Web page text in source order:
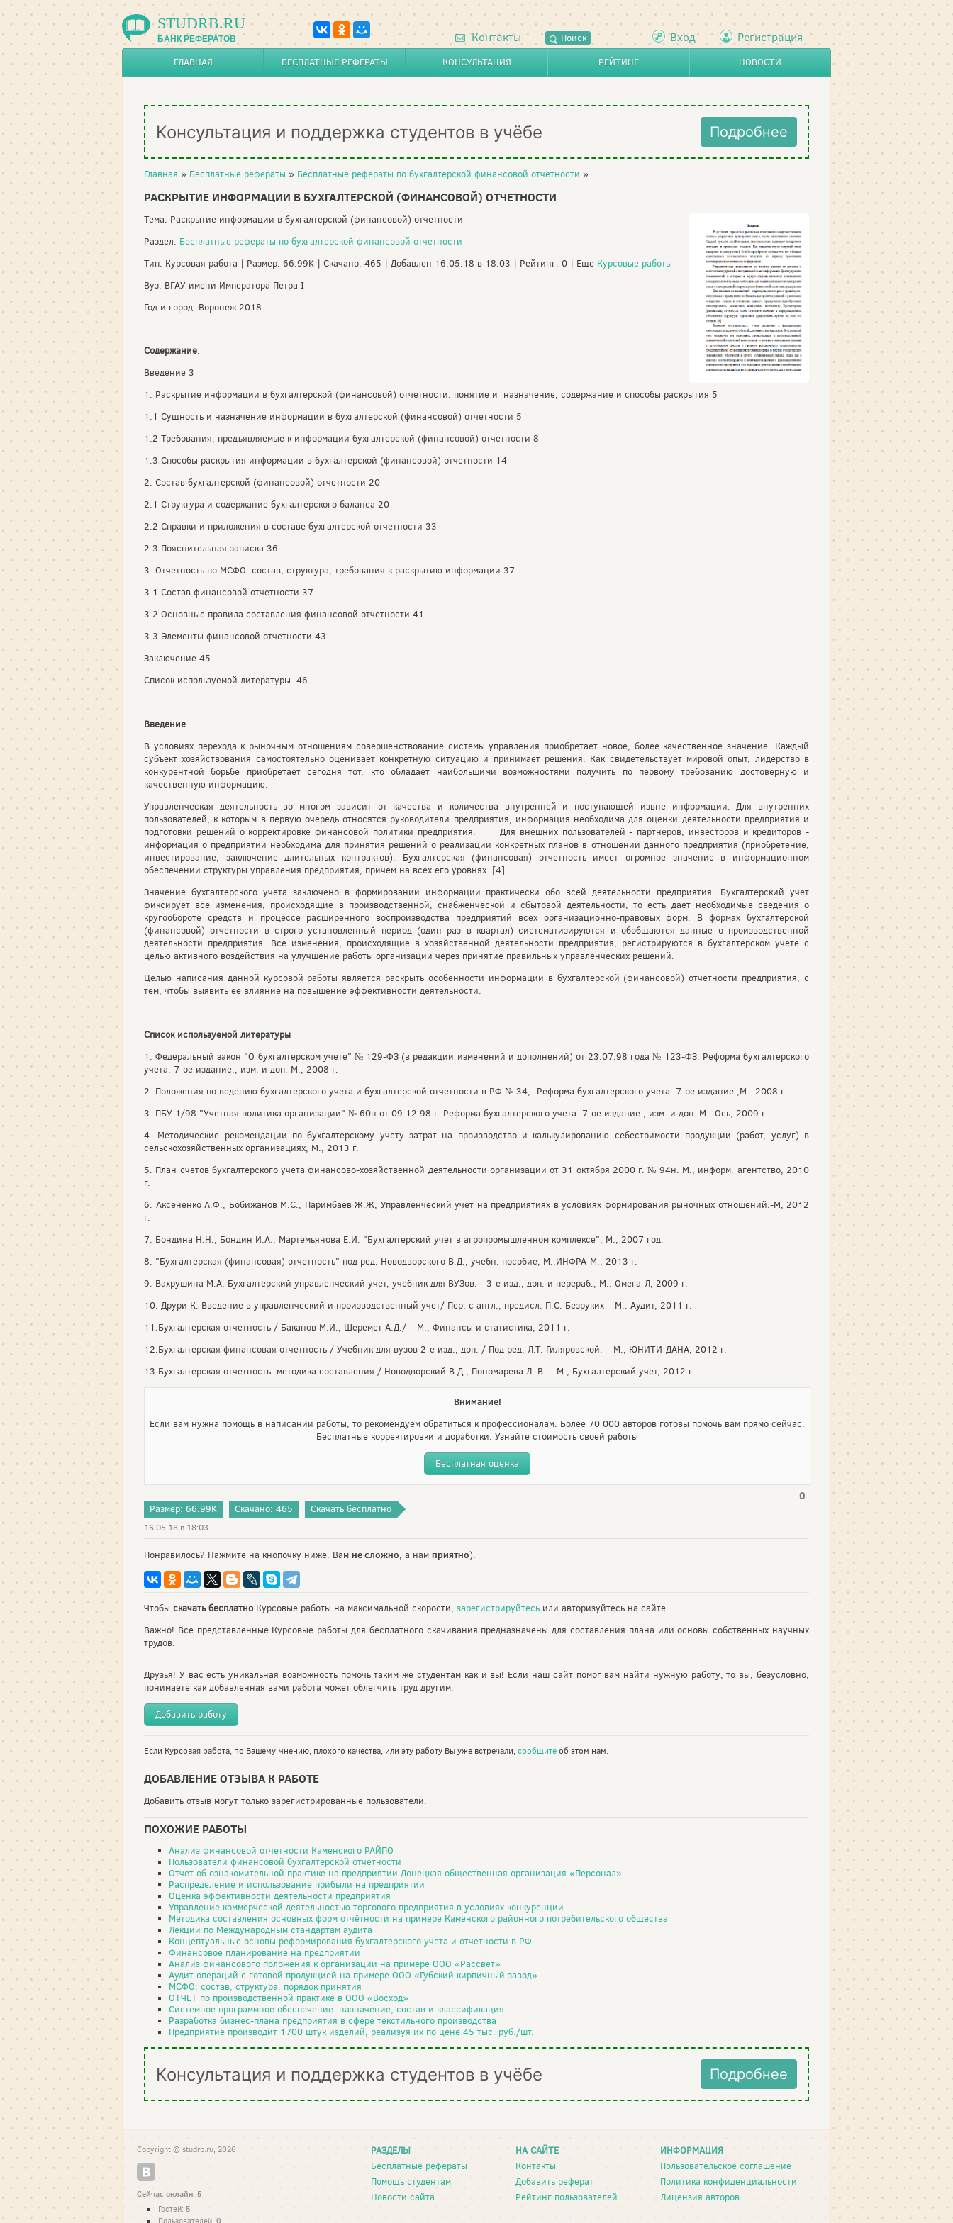
STUDRB.RU
БАНК РЕФЕРАТОВ Контакты Поиск Вход Регистрация
ГЛАВНАЯ БЕСПЛАТНЫЕ РЕФЕРАТЫ КОНСУЛЬТАЦИЯ РЕЙТИНГ НОВОСТИ
Консультация и поддержка студентов в учёбе Подробнее
Главная » Бесплатные рефераты » Бесплатные рефераты по бухгалтерской финансовой отчетности »
РАСКРЫТИЕ ИНФОРМАЦИИ В БУХГАЛТЕРСКОЙ (ФИНАНСОВОЙ) ОТЧЕТНОСТИ
Тема: Раскрытие информации в бухгалтерской (финансовой) отчетности
Раздел: Бесплатные рефераты по бухгалтерской финансовой отчетности
Тип: Курсовая работа | Размер: 66.99K | Скачано: 465 | Добавлен 16.05.18 в 18:03 | Рейтинг: 0 | Еще Курсовые работы
Вуз: ВГАУ имени Императора Петра I
Год и город: Воронеж 2018
Содержание:
Введение 3
1. Раскрытие информации в бухгалтерской (финансовой) отчетности: понятие и назначение, содержание и способы раскрытия 5
1.1 Сущность и назначение информации в бухгалтерской (финансовой) отчетности 5
1.2 Требования, предъявляемые к информации бухгалтерской (финансовой) отчетности 8
1.3 Способы раскрытия информации в бухгалтерской (финансовой) отчетности 14
2. Состав бухгалтерской (финансовой) отчетности 20
2.1 Структура и содержание бухгалтерского баланса 20
2.2 Справки и приложения в составе бухгалтерской отчетности 33
2.3 Пояснительная записка 36
3. Отчетность по МСФО: состав, структура, требования к раскрытию информации 37
3.1 Состав финансовой отчетности 37
3.2 Основные правила составления финансовой отчетности 41
3.3 Элементы финансовой отчетности 43
Заключение 45
Список используемой литературы 46
Введение
В условиях перехода к рыночным отношениям совершенствование системы управления приобретает новое, более качественное значение. Каждый
субъект хозяйствования самостоятельно оценивает конкретную ситуацию и принимает решения. Как свидетельствует мировой опыт, лидерство в
конкурентной борьбе приобретает сегодня тот, кто обладает наибольшими возможностями получить по первому требованию достоверную и
качественную информацию.
Управленческая деятельность во многом зависит от качества и количества внутренней и поступающей извне информации. Для внутренних
пользователей, к которым в первую очередь относятся руководители предприятия, информация необходима для оценки деятельности предприятия и
подготовки решений о корректировке финансовой политики предприятия. Для внешних пользователей - партнеров, инвесторов и кредиторов -
информация о предприятии необходима для принятия решений о реализации конкретных планов в отношении данного предприятия (приобретение,
инвестирование, заключение длительных контрактов). Бухгалтерская (финансовая) отчетность имеет огромное значение в информационном
обеспечении структуры управления предприятия, причем на всех его уровнях. [4]
Значение бухгалтерского учета заключено в формировании информации практически обо всей деятельности предприятия. Бухгалтерский учет
фиксирует все изменения, происходящие в производственной, снабженческой и сбытовой деятельности, то есть дает необходимые сведения о
кругообороте средств и процессе расширенного воспроизводства предприятий всех организационно-правовых форм. В формах бухгалтерской
(финансовой) отчетности в строго установленный период (один раз в квартал) систематизируются и обобщаются данные о производственной
деятельности предприятия. Все изменения, происходящие в хозяйственной деятельности предприятия, регистрируются в бухгалтерском учете с
целью активного воздействия на улучшение работы организации через принятие правильных управленческих решений.
Целью написания данной курсовой работы является раскрыть особенности информации в бухгалтерской (финансовой) отчетности предприятия, с
тем, чтобы выявить ее влияние на повышение эффективности деятельности.
Список используемой литературы
1. Федеральный закон "О бухгалтерском учете" № 129-ФЗ (в редакции изменений и дополнений) от 23.07.98 года № 123-ФЗ. Реформа бухгалтерского
учета. 7-ое издание., изм. и доп. М., 2008 г.
2. Положения по ведению бухгалтерского учета и бухгалтерской отчетности в РФ № 34,- Реформа бухгалтерского учета. 7-ое издание.,М.: 2008 г.
3. ПБУ 1/98 "Учетная политика организации" № 60н от 09.12.98 г. Реформа бухгалтерского учета. 7-ое издание., изм. и доп. М.: Ось, 2009 г.
4. Методические рекомендации по бухгалтерскому учету затрат на производство и калькулированию себестоимости продукции (работ, услуг) в
сельскохозяйственных организациях, М., 2013 г.
5. План счетов бухгалтерского учета финансово-хозяйственной деятельности организации от 31 октября 2000 г. № 94н. М., информ. агентство, 2010
г.
6. Аксененко А.Ф., Бобижанов М.С., Паримбаев Ж.Ж, Управленческий учет на предприятиях в условиях формирования рыночных отношений.-М, 2012
г.
7. Бондина Н.Н., Бондин И.А., Мартемьянова Е.И. "Бухгалтерский учет в агропромышленном комплексе", М., 2007 год.
8. "Бухгалтерская (финансовая) отчетность" под ред. Новодворского В.Д., учебн. пособие, М.,ИНФРА-М., 2013 г.
9. Вахрушина М.А, Бухгалтерский управленческий учет, учебник для ВУЗов. - 3-е изд., доп. и перераб., М.: Омега-Л, 2009 г.
10. Друри К. Введение в управленческий и производственный учет/ Пер. с англ., предисл. П.С. Безруких – М.: Аудит, 2011 г.
11.Бухгалтерская отчетность / Баканов М.И., Шеремет А.Д./ – М., Финансы и статистика, 2011 г.
12.Бухгалтерская финансовая отчетность / Учебник для вузов 2-е изд., доп. / Под ред. Л.Т. Гиляровской. – М., ЮНИТИ-ДАНА, 2012 г.
13.Бухгалтерская отчетность: методика составления / Новодворский В.Д., Пономарева Л. В. – М., Бухгалтерский учет, 2012 г.
Внимание!
Если вам нужна помощь в написании работы, то рекомендуем обратиться к профессионалам. Более 70 000 авторов готовы помочь вам прямо сейчас.
Бесплатные корректировки и доработки. Узнайте стоимость своей работы
Бесплатная оценка
0
Размер: 66.99K Скачано: 465 Скачать бесплатно
16.05.18 в 18:03
Понравилось? Нажмите на кнопочку ниже. Вам не сложно, а нам приятно).
Чтобы скачать бесплатно Курсовые работы на максимальной скорости, зарегистрируйтесь или авторизуйтесь на сайте.
Важно! Все представленные Курсовые работы для бесплатного скачивания предназначены для составления плана или основы собственных научных
трудов.
Друзья! У вас есть уникальная возможность помочь таким же студентам как и вы! Если наш сайт помог вам найти нужную работу, то вы, безусловно,
понимаете как добавленная вами работа может облегчить труд другим.
Добавить работу
Если Курсовая работа, по Вашему мнению, плохого качества, или эту работу Вы уже встречали,сообщитеоб этом нам.
ДОБАВЛЕНИЕ ОТЗЫВА К РАБОТЕ
Добавить отзыв могут только зарегистрированные пользователи.
ПОХОЖИЕ РАБОТЫ
Анализ финансовой отчетности Каменского РАЙПО
Пользователи финансовой бухгалтерской отчетности
Отчет об ознакомительной практике на предприятии Донецкая общественная организация «Персонал»
Распределение и использование прибыли на предприятии
Оценка эффективности деятельности предприятия
Управление коммерческой деятельностью торгового предприятия в условиях конкуренции
Методика составления основных форм отчётности на примере Каменского районного потребительского общества
Лекции по Международным стандартам аудита
Концептуальные основы реформирования бухгалтерского учета и отчетности в РФ
Финансовое планирование на предприятии
Анализ финансового положения к организации на примере ООО «Рассвет»
Аудит операций с готовой продукцией на примере ООО «Губский кирпичный завод»
МСФО: состав, структура, порядок принятия
ОТЧЕТ по производственной практике в ООО «Восход»
Системное программное обеспечение: назначение, состав и классификация
Разработка бизнес-плана предприятия в сфере текстильного производства
Предприятие производит 1700 штук изделий, реализуя их по цене 45 тыс. руб./шт.
Консультация и поддержка студентов в учёбе Подробнее
РАЗДЕЛЫ
Бесплатные рефераты
Помощь студентам
Новости сайта
НА САЙТЕ
Контакты
Добавить реферат
Рейтинг пользователей
ИНФОРМАЦИЯ
Пользовательское соглашение
Политика конфиденциальности
Лицензия авторов
Copyright © studrb.ru, 2026
Сейчас онлайн: 5
Гостей: 5